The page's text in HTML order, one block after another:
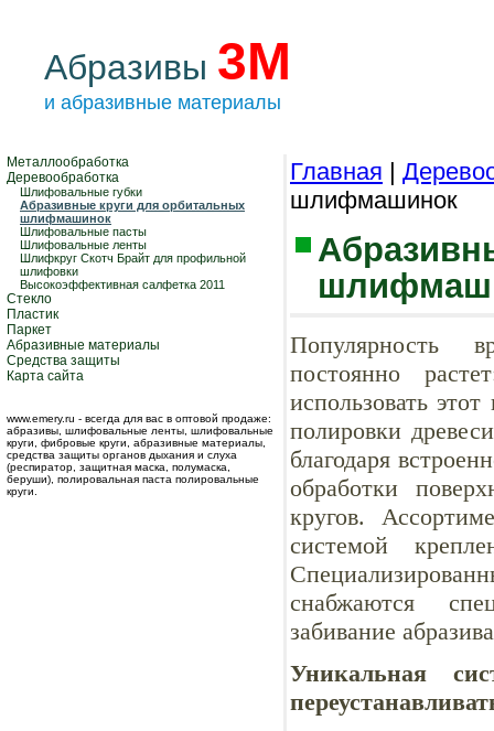
Абразивы 3М
и абразивные материалы
Металлообработка
Деревообработка
Шлифовальные губки
Абразивные круги для орбитальных
шлифмашинок
Шлифовальные пасты
Шлифовальные ленты
Шлифкруг Скотч Брайт для профильной
шлифовки
Высокоэффективная салфетка 2011
Стекло
Пластик
Паркет
Абразивные материалы
Средства защиты
Карта сайта
www.emery.ru - всегда для вас в оптовой продаже:
абразивы, шлифовальные ленты, шлифовальные
круги, фибровые круги, абразивные материалы,
средства защиты органов дыхания и слуха
(респиратор, защитная маска, полумаска,
беруши), полировальная паста полировальные
круги.
Главная |
шлифмашинок
Популярность
постоянно
использовать
полировки
благодаря
обработки
кругов.
системой
снабжаются
забивание
Уникальная